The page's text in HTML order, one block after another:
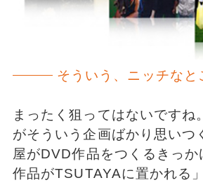
そういう、ニッチなと
まったく狙ってはないですね
がそういう企画ばかり思いつ
屋がDVD作品をつくるきっ
作品がTSUTAYAに置かれる